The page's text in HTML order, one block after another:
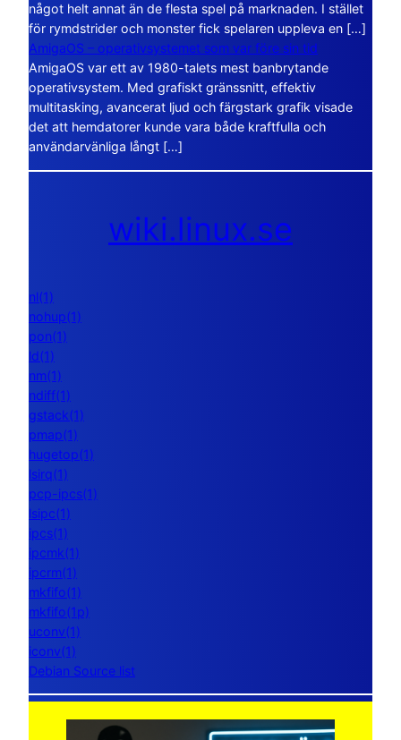
något helt annat än de flesta spel på marknaden. I stället
för rymdstrider och monster fick spelaren uppleva en […]
AmigaOS – operativsystemet som var före sin tid
AmigaOS var ett av 1980-talets mest banbrytande
operativsystem. Med grafiskt gränssnitt, effektiv
multitasking, avancerat ljud och färgstark grafik visade
det att hemdatorer kunde vara både kraftfulla och
användarvänliga långt […]
wiki.linux.se
nl(1)
nohup(1)
pon(1)
ld(1)
nm(1)
ndiff(1)
gstack(1)
pmap(1)
hugetop(1)
lsirq(1)
pcp-ipcs(1)
lsipc(1)
ipcs(1)
ipcmk(1)
ipcrm(1)
mkfifo(1)
mkfifo(1p)
uconv(1)
iconv(1)
Debian Source list